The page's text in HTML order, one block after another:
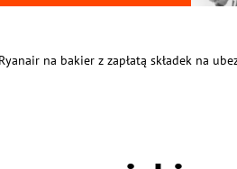
na bakier z zapłatą składek na